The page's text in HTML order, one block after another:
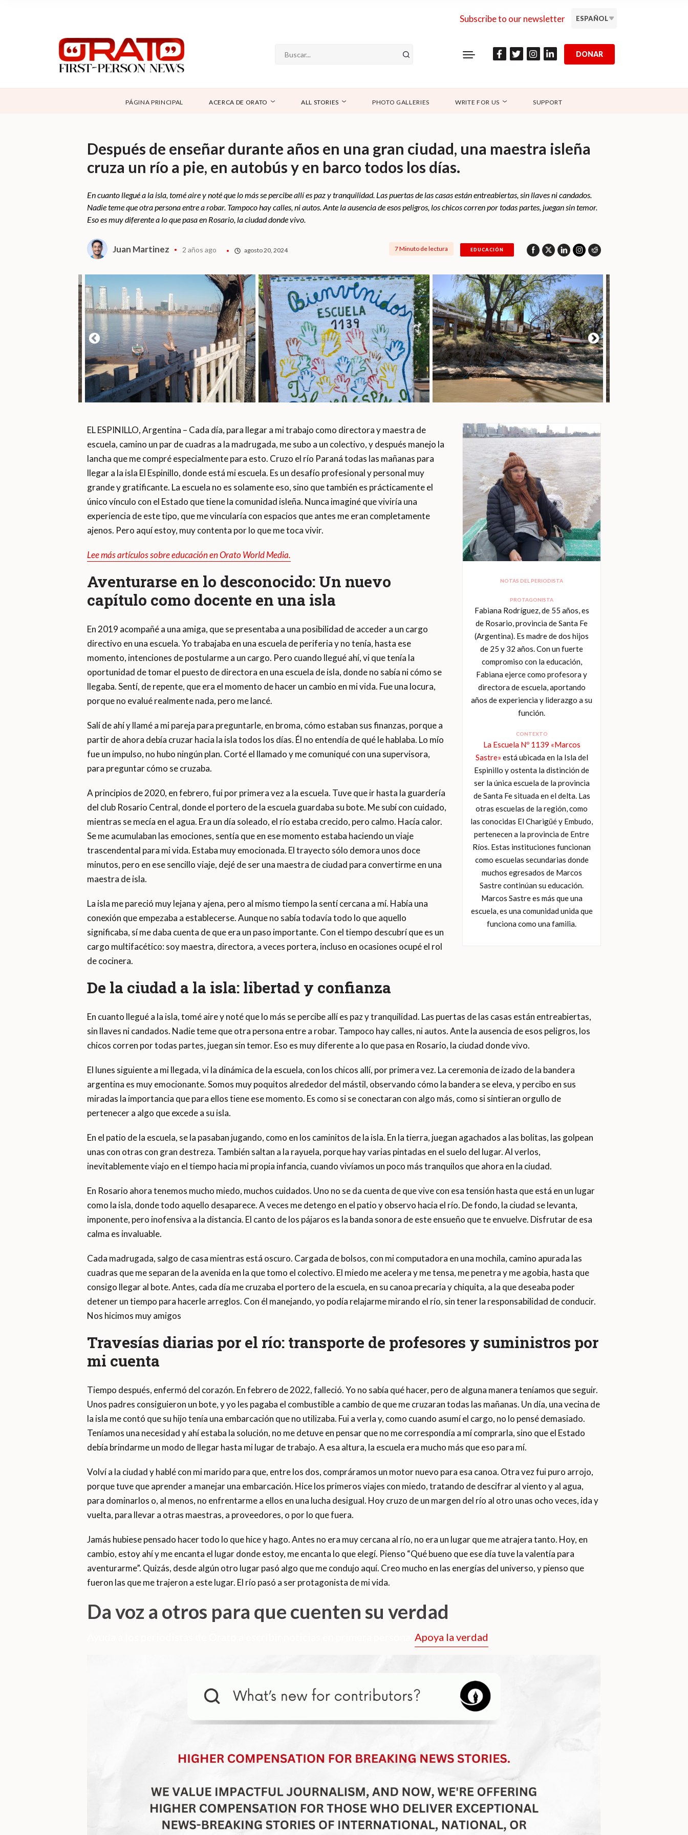
Subscribe to our newsletter ESPAÑOL
SUPPORT
CONTÁCTANOS
DONAR
PÁGINA PRINCIPAL ACERCA DE ORATO ALL STORIES PHOTO GALLERIES WRITE FOR US SUPPORT
Después de enseñar durante años en una gran ciudad, una maestra isleña
cruza un río a pie, en autobús y en barco todos los días.
En cuanto llegué a la isla, tomé aire y noté que lo más se percibe allí es paz y tranquilidad. Las puertas de las casas están entreabiertas, sin llaves ni candados.
Nadie teme que otra persona entre a robar. Tampoco hay calles, ni autos. Ante la ausencia de esos peligros, los chicos corren por todas partes, juegan sin temor.
Eso es muy diferente a lo que pasa en Rosario, la ciudad donde vivo.
Juan Martinez 2 años ago agosto 20, 2024 7 Minuto de lectura EDUCACIÓN
NOTAS DEL PERIODISTA
PROTAGONISTA
Fabiana Rodríguez, de 55 años, es
de Rosario, provincia de Santa Fe
(Argentina). Es madre de dos hijos
de 25 y 32 años. Con un fuerte
compromiso con la educación,
Fabiana ejerce como profesora y
directora de escuela, aportando
años de experiencia y liderazgo a su
función.
CONTEXTO
La Escuela Nº 1139 «Marcos
Sastre» está ubicada en la Isla del
Espinillo y ostenta la distinción de
ser la única escuela de la provincia
de Santa Fe situada en el delta. Las
otras escuelas de la región, como
las conocidas El Charigüé y Embudo,
pertenecen a la provincia de Entre
Ríos. Estas instituciones funcionan
como escuelas secundarias donde
muchos egresados de Marcos
Sastre continúan su educación.
Marcos Sastre es más que una
escuela, es una comunidad unida que
funciona como una familia.
EL ESPINILLO, Argentina – Cada día, para llegar a mi trabajo como directora y maestra de
escuela, camino un par de cuadras a la madrugada, me subo a un colectivo, y después manejo la
lancha que me compré especialmente para esto. Cruzo el río Paraná todas las mañanas para
llegar a la isla El Espinillo, donde está mi escuela. Es un desafío profesional y personal muy
grande y gratificante. La escuela no es solamente eso, sino que también es prácticamente el
único vínculo con el Estado que tiene la comunidad isleña. Nunca imaginé que viviría una
experiencia de este tipo, que me vincularía con espacios que antes me eran completamente
ajenos. Pero aquí estoy, muy contenta por lo que me toca vivir.
Lee más artículos sobre educación en Orato World Media.
Aventurarse en lo desconocido: Un nuevo
capítulo como docente en una isla
En 2019 acompañé a una amiga, que se presentaba a una posibilidad de acceder a un cargo
directivo en una escuela. Yo trabajaba en una escuela de periferia y no tenía, hasta ese
momento, intenciones de postularme a un cargo. Pero cuando llegué ahí, vi que tenía la
oportunidad de tomar el puesto de directora en una escuela de isla, donde no sabía ni cómo se
llegaba. Sentí, de repente, que era el momento de hacer un cambio en mi vida. Fue una locura,
porque no evalué realmente nada, pero me lancé.
Salí de ahí y llamé a mi pareja para preguntarle, en broma, cómo estaban sus finanzas, porque a
partir de ahora debía cruzar hacia la isla todos los días. Él no entendía de qué le hablaba. Lo mío
fue un impulso, no hubo ningún plan. Corté el llamado y me comuniqué con una supervisora,
para preguntar cómo se cruzaba.
A principios de 2020, en febrero, fui por primera vez a la escuela. Tuve que ir hasta la guardería
del club Rosario Central, donde el portero de la escuela guardaba su bote. Me subí con cuidado,
mientras se mecía en el agua. Era un día soleado, el río estaba crecido, pero calmo. Hacía calor.
Se me acumulaban las emociones, sentía que en ese momento estaba haciendo un viaje
trascendental para mi vida. Estaba muy emocionada. El trayecto sólo demora unos doce
minutos, pero en ese sencillo viaje, dejé de ser una maestra de ciudad para convertirme en una
maestra de isla.
La isla me pareció muy lejana y ajena, pero al mismo tiempo la sentí cercana a mí. Había una
conexión que empezaba a establecerse. Aunque no sabía todavía todo lo que aquello
significaba, sí me daba cuenta de que era un paso importante. Con el tiempo descubrí que es un
cargo multifacético: soy maestra, directora, a veces portera, incluso en ocasiones ocupé el rol
de cocinera.
De la ciudad a la isla: libertad y confianza
En cuanto llegué a la isla, tomé aire y noté que lo más se percibe allí es paz y tranquilidad. Las puertas de las casas están entreabiertas,
sin llaves ni candados. Nadie teme que otra persona entre a robar. Tampoco hay calles, ni autos. Ante la ausencia de esos peligros, los
chicos corren por todas partes, juegan sin temor. Eso es muy diferente a lo que pasa en Rosario, la ciudad donde vivo.
El lunes siguiente a mi llegada, vi la dinámica de la escuela, con los chicos allí, por primera vez. La ceremonia de izado de la bandera
argentina es muy emocionante. Somos muy poquitos alrededor del mástil, observando cómo la bandera se eleva, y percibo en sus
miradas la importancia que para ellos tiene ese momento. Es como si se conectaran con algo más, como si sintieran orgullo de
pertenecer a algo que excede a su isla.
En el patio de la escuela, se la pasaban jugando, como en los caminitos de la isla. En la tierra, juegan agachados a las bolitas, las golpean
unas con otras con gran destreza. También saltan a la rayuela, porque hay varias pintadas en el suelo del lugar. Al verlos,
inevitablemente viajo en el tiempo hacia mi propia infancia, cuando vivíamos un poco más tranquilos que ahora en la ciudad.
En Rosario ahora tenemos mucho miedo, muchos cuidados. Uno no se da cuenta de que vive con esa tensión hasta que está en un lugar
como la isla, donde todo aquello desaparece. A veces me detengo en el patio y observo hacia el río. De fondo, la ciudad se levanta,
imponente, pero inofensiva a la distancia. El canto de los pájaros es la banda sonora de este ensueño que te envuelve. Disfrutar de esa
calma es invaluable.
Cada madrugada, salgo de casa mientras está oscuro. Cargada de bolsos, con mi computadora en una mochila, camino apurada las
cuadras que me separan de la avenida en la que tomo el colectivo. El miedo me acelera y me tensa, me penetra y me agobia, hasta que
consigo llegar al bote. Antes, cada día me cruzaba el portero de la escuela, en su canoa precaria y chiquita, a la que deseaba poder
detener un tiempo para hacerle arreglos. Con él manejando, yo podía relajarme mirando el río, sin tener la responsabilidad de conducir.
Nos hicimos muy amigos
Travesías diarias por el río: transporte de profesores y suministros por
mi cuenta
Tiempo después, enfermó del corazón. En febrero de 2022, falleció. Yo no sabía qué hacer, pero de alguna manera teníamos que seguir.
Unos padres consiguieron un bote, y yo les pagaba el combustible a cambio de que me cruzaran todas las mañanas. Un día, una vecina de
la isla me contó que su hijo tenía una embarcación que no utilizaba. Fui a verla y, como cuando asumí el cargo, no lo pensé demasiado.
Teníamos una necesidad y ahí estaba la solución, no me detuve en pensar que no me correspondía a mí comprarla, sino que el Estado
debía brindarme un modo de llegar hasta mi lugar de trabajo. A esa altura, la escuela era mucho más que eso para mí.
Volví a la ciudad y hablé con mi marido para que, entre los dos, compráramos un motor nuevo para esa canoa. Otra vez fui puro arrojo,
porque tuve que aprender a manejar una embarcación. Hice los primeros viajes con miedo, tratando de descifrar al viento y al agua,
para dominarlos o, al menos, no enfrentarme a ellos en una lucha desigual. Hoy cruzo de un margen del río al otro unas ocho veces, ida y
vuelta, para llevar a otras maestras, a proveedores, o por lo que fuera.
Jamás hubiese pensado hacer todo lo que hice y hago. Antes no era muy cercana al río, no era un lugar que me atrajera tanto. Hoy, en
cambio, estoy ahí y me encanta el lugar donde estoy, me encanta lo que elegí. Pienso “Qué bueno que ese día tuve la valentía para
aventurarme”. Quizás, desde algún otro lugar pasó algo que me condujo aquí. Creo mucho en las energías del universo, y pienso que
fueron las que me trajeron a este lugar. El río pasó a ser protagonista de mi vida.
Da voz a otros para que cuenten su verdad
Apoya la verdad